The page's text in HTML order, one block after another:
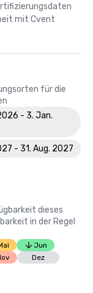
mit Cvent
für die
- 3. Jan.
- 31. Aug. 2027
dieses
in der Regel
Jun
Dez